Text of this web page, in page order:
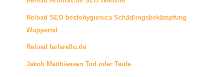
Reload SEO bestohygienica Schädlingsbekämpfung
Wuppertal
Reload farfarello.de
Jakob Matthiessen Tod oder Taufe